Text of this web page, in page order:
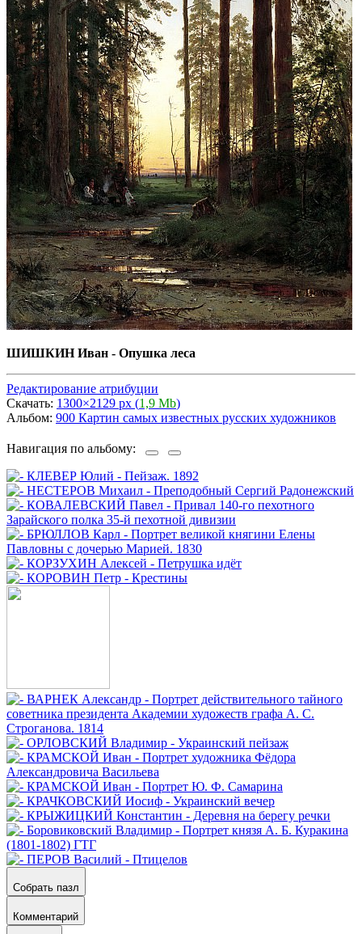
ШИШКИН Иван - Опушка леса
Редактирование атрибуции
Скачать: 1300×2129 px (1,9 Mb)
Альбом: 900 Картин самых известных русских художников
Навигация по альбому:
Собрать пазл
Комментарий